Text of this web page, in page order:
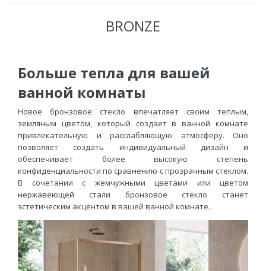
BRONZE
Больше тепла для вашей
ванной комнаты
Новое бронзовое стекло впечатляет своим теплым,
земляным цветом, который создает в ванной комнате
привлекательную и расслабляющую атмосферу. Оно
позволяет создать индивидуальный дизайн и
обеспечивает более высокую степень
конфиденциальности по сравнению с прозрачным стеклом.
В сочетании с жемчужными цветами или цветом
нержавеющей стали бронзовое стекло станет
эстетическим акцентом в вашей ванной комнате.